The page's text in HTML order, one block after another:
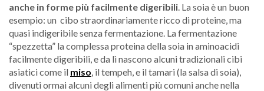
anche in forme più facilmente digeribili . La soia è un buon
esempio: un cibo straordinariamente ricco di proteine, ma
quasi indigeribile senza fermentazione. La fermentazione
“spezzetta” la complessa proteina della soia in aminoacidi
facilmente digeribili, e da lì nascono alcuni tradizionali cibi
asiatici come il miso , il tempeh, e il tamari (la salsa di soia),
divenuti ormai alcuni degli alimenti più comuni anche nella